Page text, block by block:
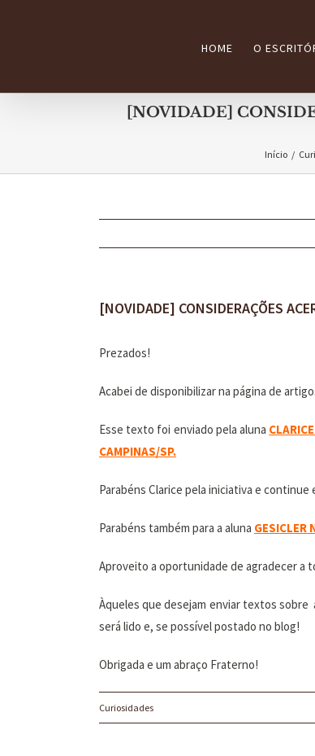
HOME O
[NOVIDADE]
Início /
[NOVIDADE] CONSIDERAÇÕES
Prezados!
Acabei de disponibilizar na página de
Esse texto foi enviado pela aluna
CAMPINAS/SP.
Parabéns Clarice pela iniciativa e
Parabéns também para a aluna GESICLER
Aproveito a oportunidade de agradecer a
Àqueles que desejam enviar textos sobre
será lido e, se possível postado no blog!
Obrigada e um abraço Fraterno!
Curiosidades